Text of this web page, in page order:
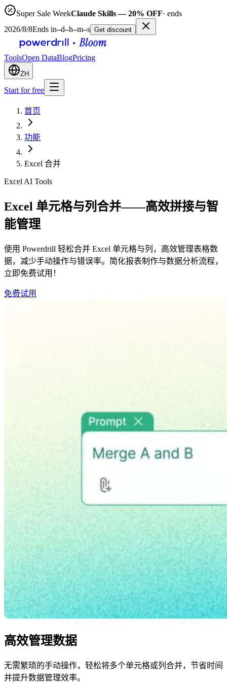
Super Sale WeekClaude Skills — 20% OFF· ends
2026/8/8Ends in–d–h–m–s Get discount
ToolsOpen DataBlogPricing
ZH
Start for free
首页
功能
Excel 合并
Excel AI Tools
Excel 单元格与列合并——高效拼接与智
能管理
使用 Powerdrill 轻松合并 Excel 单元格与列，高效管理表格数
据，减少手动操作与错误率。简化报表制作与数据分析流程，
立即免费试用！
免费试用
高效管理数据
无需繁琐的手动操作，轻松将多个单元格或列合并，节省时间
并提升数据管理效率。